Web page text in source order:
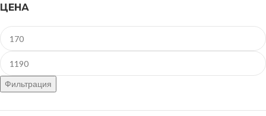
ЦЕНА
Фильтрация